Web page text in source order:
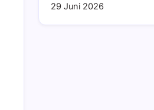
29 Juni 2026